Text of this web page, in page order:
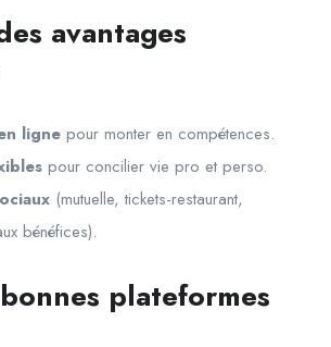
avantages
ligne pour monter en compétences.
pour concilier vie pro et perso.
(mutuelle, tickets-restaurant,
bénéfices).
plateformes